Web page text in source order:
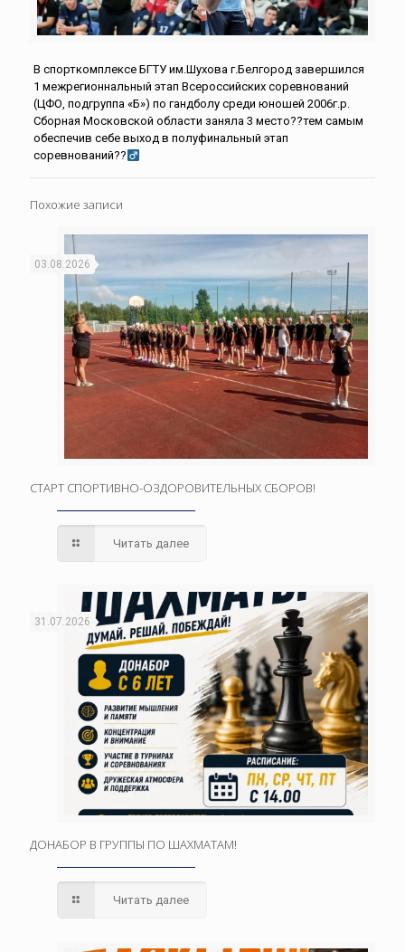
В спорткомплексе БГТУ им.Шухова г.Белгород завершился
1 межрегионнальный этап Всероссийских соревнований
(ЦФО, подгруппа «Б») по гандболу среди юношей 2006г.р.
Сборная Московской области заняла 3 место??тем самым
обеспечив себе выход в полуфинальный этап
соревнований??‍
Похожие записи
03.08.2026
СТАРТ СПОРТИВНО-ОЗДОРОВИТЕЛЬНЫХ СБОРОВ!
Читать далее
31.07.2026
ДОНАБОР В ГРУППЫ ПО ШАХМАТАМ!
Читать далее